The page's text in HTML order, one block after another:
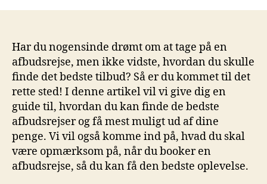
Har du nogensinde drømt om at tage på en
afbudsrejse, men ikke vidste, hvordan du skulle
finde det bedste tilbud? Så er du kommet til det
rette sted! I denne artikel vil vi give dig en
guide til, hvordan du kan finde de bedste
afbudsrejser og få mest muligt ud af dine
penge. Vi vil også komme ind på, hvad du skal
være opmærksom på, når du booker en
afbudsrejse, så du kan få den bedste oplevelse.